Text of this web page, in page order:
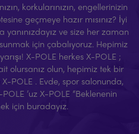
korkularınızın, engellerinizin
geçmeye hazır mısınız? İyi
ve size her zaman
için çabalıyoruz. Hepimiz
X-POLE herkes X-POLE ;
olursanız olun, hepimiz tek bir
POLE . Evde, spor salonunda,
’uz X-POLE “Beklenenin
için buradayız.